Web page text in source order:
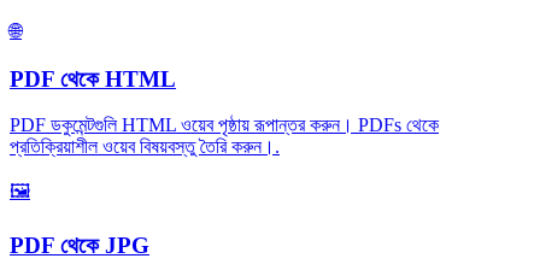
🌐
PDF থেকে HTML
PDF ডকুমেন্টগুলি HTML ওয়েব পৃষ্ঠায় রূপান্তর করুন। PDFs থেকে
প্রতিক্রিয়াশীল ওয়েব বিষয়বস্তু তৈরি করুন। .
🖼️
PDF থেকে JPG